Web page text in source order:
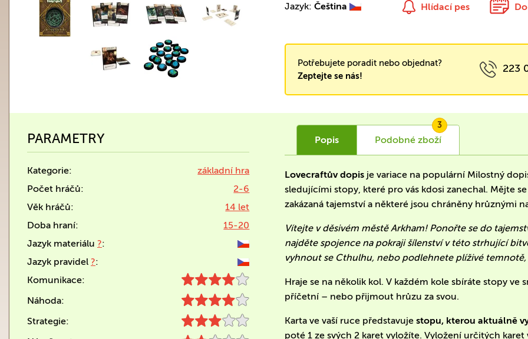
Jazyk:Čeština Hlídací pes
Potřebujete poradit nebo objednat?
Zeptejte se nás!
223
PARAMETRY
Kategorie:
základní hra
Počet hráčů:
2-6
Věk hráčů:
14 let
Doba hraní:
15-20
Jazyk materiálu ?:
Jazyk pravidel ?:
Komunikace:
Náhoda:
Strategie:
Popis Podobné zboží
3
Lovecraftův dopis je variace na populární Milostný
sledujícími stopy, které pro vás kdosi zanechal. Mějte
zakázaná tajemství a některé jsou chráněny hrůznými
Vítejte v děsivém městě Arkham! Ponořte se do
najděte spojence na pokraji šílenství v této strhující
vyhnout se Cthulhu, nebo podlehnete plíživé temnotě,
Hraje se na několik kol. V každém kole sbíráte stopy ve
příčetní – nebo přijmout hrůzu za svou.
Karta ve vaší ruce představujestopu, kterou aktuálně
poté 1 ze svých 2 karet vyložíte. Vyložení určitých karet